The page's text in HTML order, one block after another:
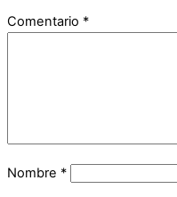
Comentario *
Nombre *